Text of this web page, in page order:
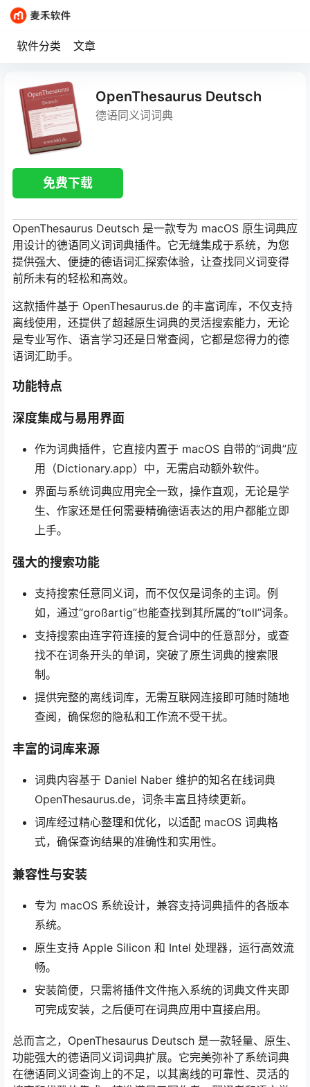
软件分类 文章
OpenThesaurus Deutsch
德语同义词词典
免费下载
OpenThesaurus Deutsch 是一款专为 macOS 原生词典应
用设计的德语同义词词典插件。它无缝集成于系统，为您
提供强大、便捷的德语词汇探索体验，让查找同义词变得
前所未有的轻松和高效。
这款插件基于 OpenThesaurus.de 的丰富词库，不仅支持
离线使用，还提供了超越原生词典的灵活搜索能力，无论
是专业写作、语言学习还是日常查阅，它都是您得力的德
语词汇助手。
功能特点
深度集成与易用界面
作为词典插件，它直接内置于 macOS 自带的“词典”应
用（Dictionary.app）中，无需启动额外软件。
界面与系统词典应用完全一致，操作直观，无论是学
生、作家还是任何需要精确德语表达的用户都能立即
上手。
强大的搜索功能
支持搜索任意同义词，而不仅仅是词条的主词。例
如，通过“großartig”也能查找到其所属的“toll”词条。
支持搜索由连字符连接的复合词中的任意部分，或查
找不在词条开头的单词，突破了原生词典的搜索限
制。
提供完整的离线词库，无需互联网连接即可随时随地
查阅，确保您的隐私和工作流不受干扰。
丰富的词库来源
词典内容基于 Daniel Naber 维护的知名在线词典
OpenThesaurus.de，词条丰富且持续更新。
词库经过精心整理和优化，以适配 macOS 词典格
式，确保查询结果的准确性和实用性。
兼容性与安装
专为 macOS 系统设计，兼容支持词典插件的各版本
系统。
原生支持 Apple Silicon 和 Intel 处理器，运行高效流
畅。
安装简便，只需将插件文件拖入系统的词典文件夹即
可完成安装，之后便可在词典应用中直接启用。
总而言之，OpenThesaurus Deutsch 是一款轻量、原生、
功能强大的德语同义词词典扩展。它完美弥补了系统词典
在德语同义词查询上的不足，以其离线的可靠性、灵活的